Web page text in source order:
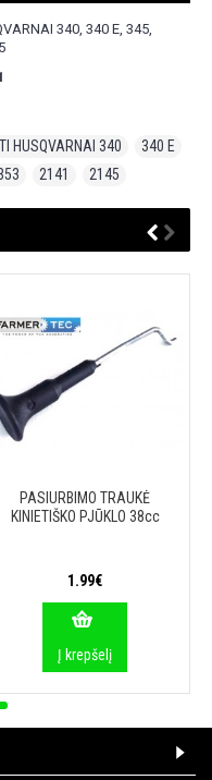
340, 340 E, 345,
HUSQVARNAI 340 340 E
2141 2145
PASIURBIMO TRAUKĖ
KINIETIŠKO PJŪKLO 38cc
1.99€
Į krepšelį